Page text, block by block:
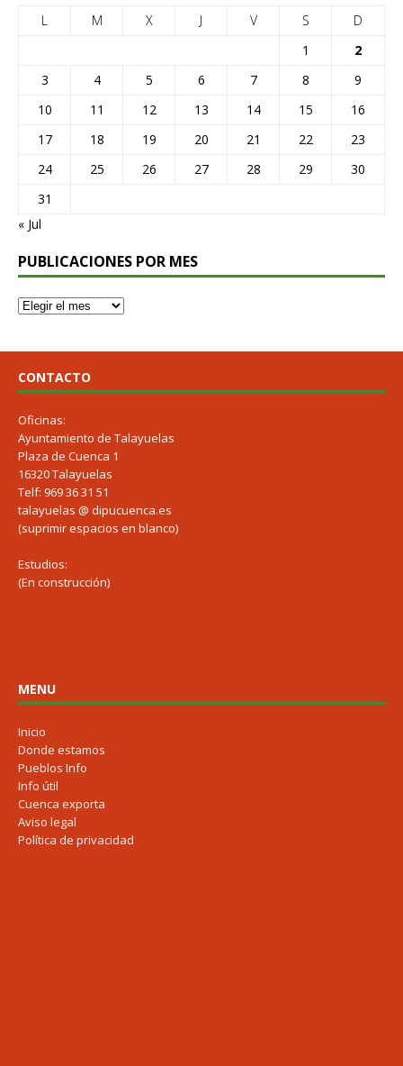
L
M X J V S
D
1
2
3
4 5 6 7 8
9
10
11 12 13 14 15
16
17
18 19 20 21 22
23
24
25 26 27 28 29
30
31
« Jul
PUBLICACIONES POR MES
CONTACTO
Oficinas:
Ayuntamiento de Talayuelas
Plaza de Cuenca 1
16320 Talayuelas
Telf: 969 36 31 51
talayuelas @ dipucuenca.es
(suprimir espacios en blanco)
Estudios:
(En construcción)
MENU
Inicio
Donde estamos
Pueblos Info
Info útil
Cuenca exporta
Aviso legal
Política de privacidad